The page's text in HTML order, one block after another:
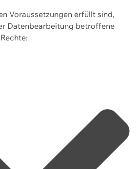
Voraussetzungen erfüllt sind,
Datenbearbeitung betroffene